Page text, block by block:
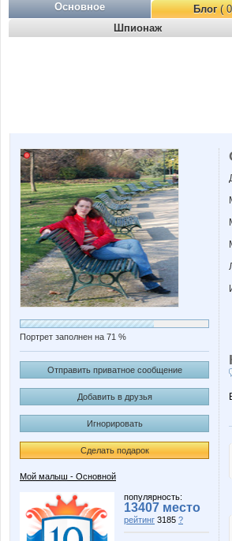
Основное Блог(
Шпионаж
Портрет заполнен на 71 %
Отправить приватное сообщение
Добавить в друзья
Игнорировать
Сделать подарок
Мой малыш - Основной
популярность:
13407 место
рейтинг 3185 ?